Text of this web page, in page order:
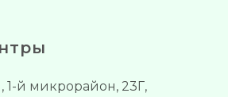
1-й микрорайон, 23Г,